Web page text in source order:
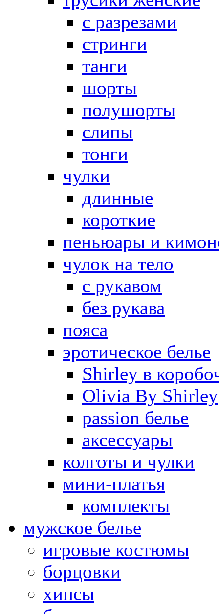
с разрезами
стринги
танги
шорты
полушорты
слипы
тонги
чулки
длинные
короткие
пеньюары и
чулок на тело
с рукавом
без рукава
пояса
эротическое белье
Shirley в
Olivia By Shirley
passion белье
аксессуары
колготы и чулки
мини-платья
комплекты
мужское белье
игровые костюмы
борцовки
хипсы